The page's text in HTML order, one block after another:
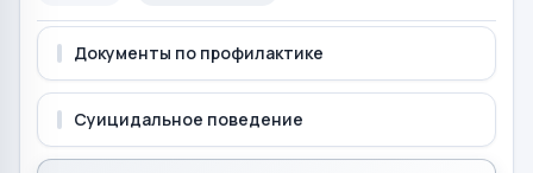
Документы по профилактике
Суицидальное поведение